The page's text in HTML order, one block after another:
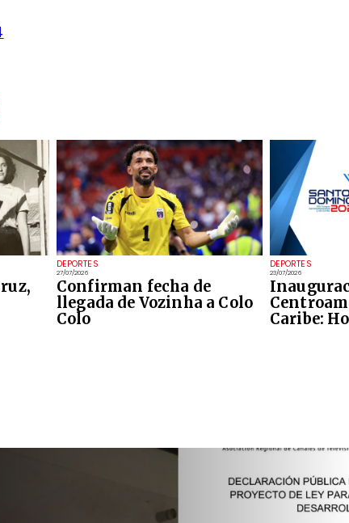
DEPORTES
27/07/2026
Confirman fecha de
llegada de Vozinha a Colo
Colo
DEPORTES
23/07/2026
Caribe: